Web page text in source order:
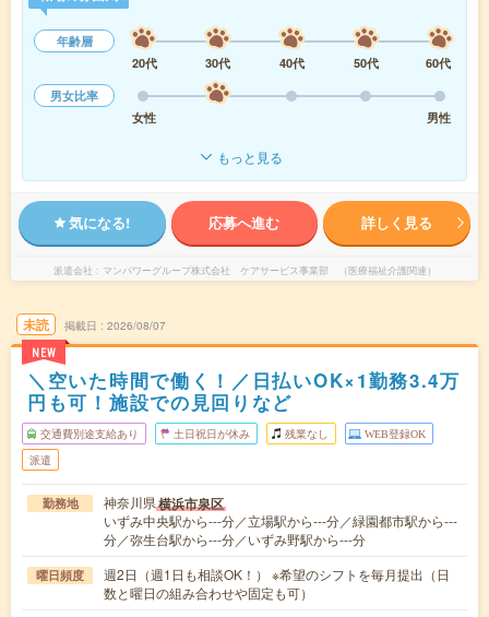
年齢層
20代
30代 40代 50代
60代
男女比率
女性
男性
もっと見る
気になる! 応募へ進む 詳しく見る
派遣会社 マンパワーグループ株式会社 ケアサービス事業部 （医療福祉介護関連）
未読
NEW
掲載日 2026/08/07
＼空いた時間で働く！／日払いOK×1勤務3.4万
円も可！施設での見回りなど
交通費別途支給あり 土日祝日が休み 残業なし WEB登録OK
派遣
勤務地 神奈川県横浜市泉区
いずみ中央駅から---分／立場駅から---分／緑園都市駅から---
分／弥生台駅から---分／いずみ野駅から---分
曜日頻度
週2日（週1日も相談OK！） ※希望のシフトを毎月提出（日
数と曜日の組み合わせや固定も可）